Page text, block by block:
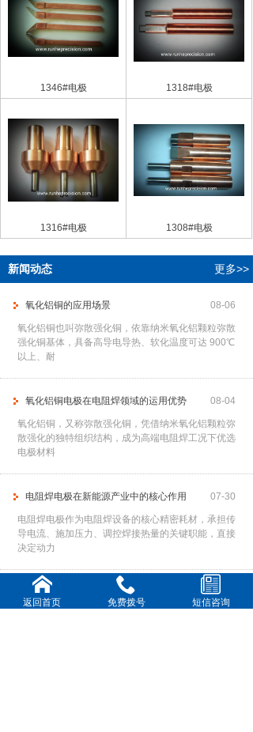
1346#电极 1318#电极
1316#电极 1308#电极
新闻动态 更多>>
08-06
氧化铝铜的应用场景
氧化铝铜也叫弥散强化铜，依靠纳米氧化铝颗粒弥散
强化铜基体，具备高导电导热、软化温度可达 900℃
以上、耐
08-04
氧化铝铜电极在电阻焊领域的运用优势
氧化铝铜，又称弥散强化铜，凭借纳米氧化铝颗粒弥
散强化的独特组织结构，成为高端电阻焊工况下优选
电极材料
07-30
电阻焊电极在新能源产业中的核心作用
电阻焊电极作为电阻焊设备的核心精密耗材，承担传
导电流、施加压力、调控焊接热量的关键职能，直接
决定动力
07-28
提高电阻焊电极使用寿命
返回首页 免费拨号 短信咨询